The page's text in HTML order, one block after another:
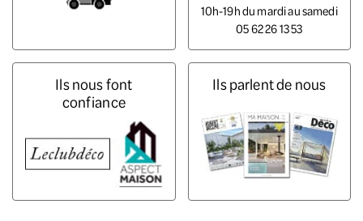
10h-19h du mardi au samedi
05 62 26 13 53
Ils nous font
confiance
Ils parlent de nous